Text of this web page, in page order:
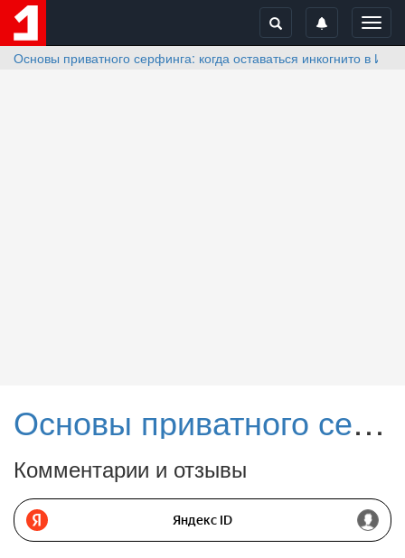
Основы приватного серфинга: когда оставаться инкогнито в
Основы приватного серфинга: когда оставаться инкогнито в Интернете
Комментарии и отзывы